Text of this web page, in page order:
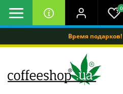
Время подарков!
0